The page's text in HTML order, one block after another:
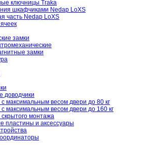
ключницы Traka
шкафчиками Nedap LoXS
часть Nedap LoXS
замки
замки
доводчики
с максимальным весом двери до 80 кг
с максимальным весом двери до 160 кг
скрытого монтажа
пластины и аксессуары